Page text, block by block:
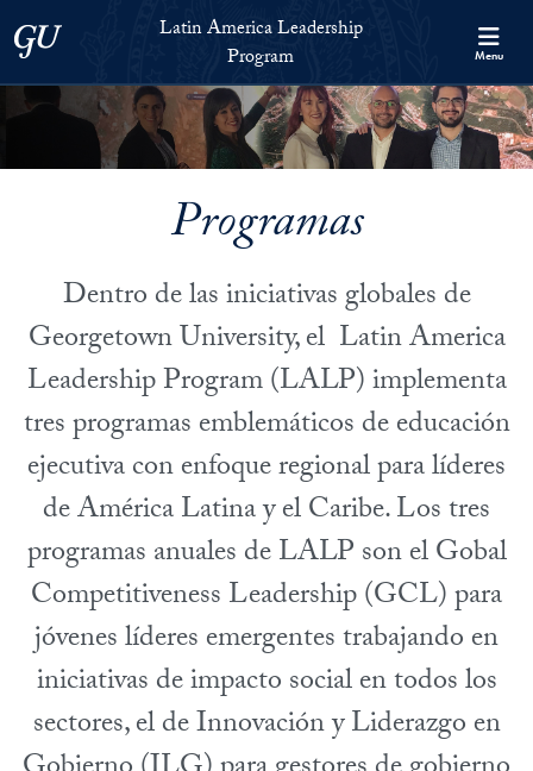
Skip to Latin America Leadership Program Full Site Menu
Georgetown UniversityLatin America Leadership
Program
Menu
Programas
Dentro de las iniciativas globales de
Georgetown University, el Latin America
Leadership Program (LALP) implementa
tres programas emblemáticos de educación
ejecutiva con enfoque regional para líderes
de América Latina y el Caribe. Los tres
programas anuales de LALP son el Gobal
Competitiveness Leadership (GCL) para
jóvenes líderes emergentes trabajando en
iniciativas de impacto social en todos los
sectores, el de Innovación y Liderazgo en